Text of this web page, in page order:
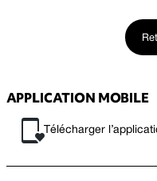
APPLICATION MOBILE
Télécharger